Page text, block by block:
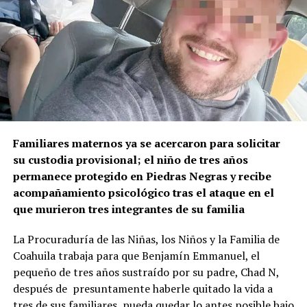
“Esta obra demuestra que el gobernador Manolo
Jimenez Salinas, escucha, atiende y cumple con hechos,
en Mejora Coahuila trabajamos en territorio, cerca de la
gente, para que cada compromiso se traduzca en
resultados para las familias.”
En este evento estuvo presente el Alcalde de Saltillo,
acciones fortalece y crea mejores lazos entre la sociedad
y el gobierno.
“Desde el Gobierno Municipal creemos que la mejor
inversión que podemos hacer es aquella que beneficia
donde se forman las nuevas generaciones, la educación
es la base del desarrollo de una ciudad, y por ello
trabajamos todos los días para mejorar la
infraestructura de nuestras escuelas.”
Familiares maternos ya se acercaron para solicitar
su custodia provisional; el niño de tres años
permanece protegido en Piedras Negras y recibe
acompañamiento psicológico tras el ataque en el
que murieron tres integrantes de su familia
La Procuraduría de las Niñas, los Niños y la Familia de
Coahuila trabaja para que Benjamín Emmanuel, el
pequeño de tres años sustraído por su padre, Chad N,
después de presuntamente haberle quitado la vida a